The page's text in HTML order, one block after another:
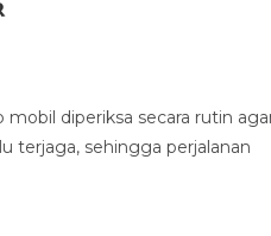
diperiksa secara rutin
terjaga, sehingga perjalanan